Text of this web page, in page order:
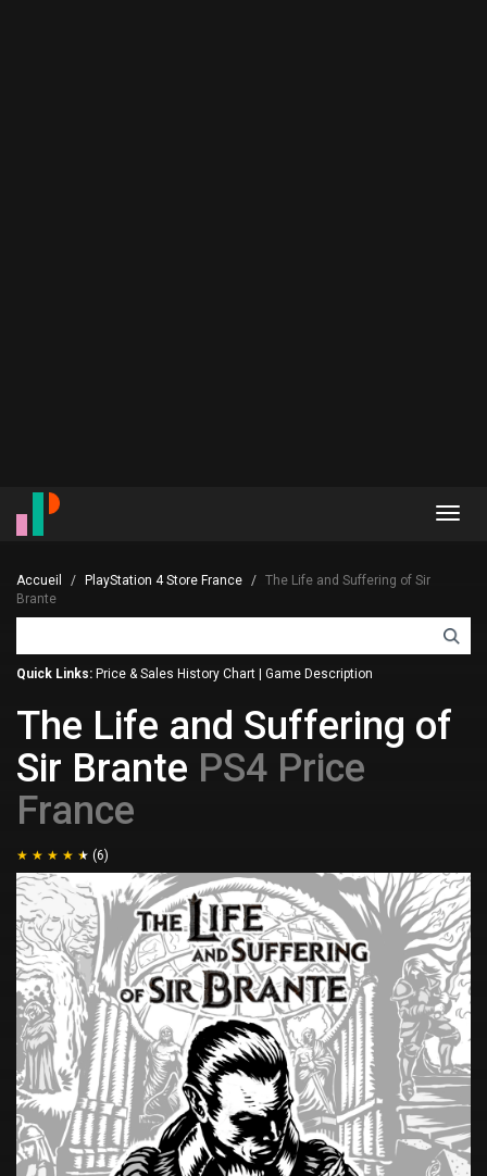
Accueil PlayStation 4 Store France
The Life and Suffering of Sir
Brante
Quick Links: Price & Sales History Chart Game Description
The Life and Suffering of
Sir Brante PS4 Price
France
(6)